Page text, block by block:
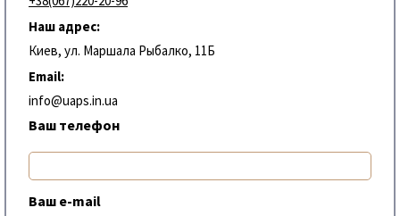
Наш адрес:
Киев, ул. Маршала Рыбалко, 11Б
Email:
info@uaps.in.ua
Ваш телефон
Ваш e-mail